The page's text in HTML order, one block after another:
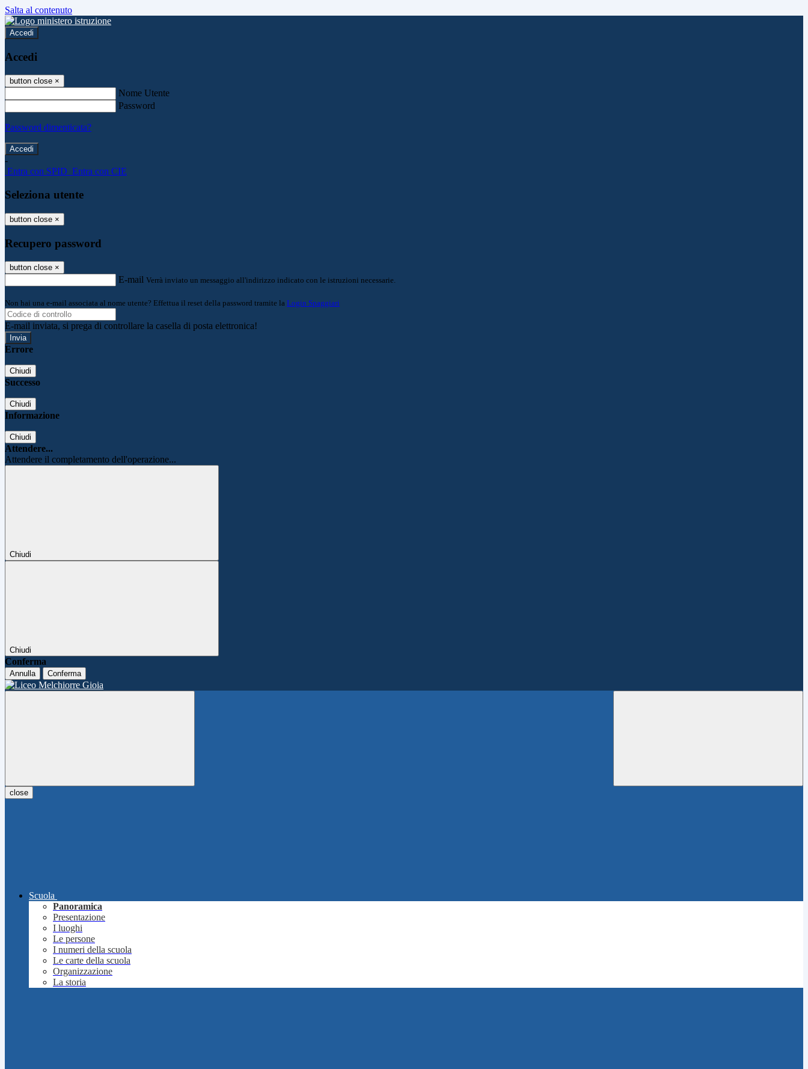
Salta al contenuto
Accedi
Accedi
button close ×
Nome Utente
Password
Password dimenticata?
-
Entra con SPID Entra con CIE
Seleziona utente
button close ×
Recupero password
button close ×
E-mail Verrà inviato un messaggio all'indirizzo indicato con le istruzioni necessarie.
Non hai una e-mail associata al nome utente? Effettua il reset della password tramite la Login Spaggiari
E-mail inviata, si prega di controllare la casella di posta elettronica!
Errore
Chiudi
Successo
Chiudi
Informazione
Chiudi
Attendere...
Attendere il completamento dell'operazione...
Chiudi
Chiudi
Conferma
Annulla Conferma
close
Scuola
Panoramica
Presentazione
I luoghi
Le persone
I numeri della scuola
Le carte della scuola
Organizzazione
La storia